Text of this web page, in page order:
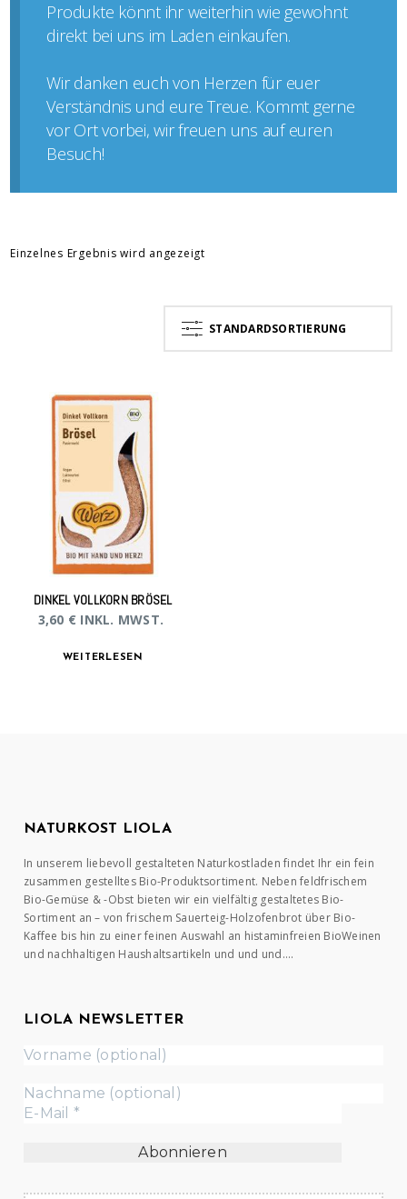
Produkte könnt ihr weiterhin wie gewohnt
direkt bei uns im Laden einkaufen.
Wir danken euch von Herzen für euer
Verständnis und eure Treue. Kommt gerne
vor Ort vorbei, wir freuen uns auf euren
Besuch!
Einzelnes Ergebnis wird angezeigt
STANDARDSORTIERUNG
DINKEL VOLLKORN BRÖSEL
3,60 € INKL. MWST.
WEITERLESEN
NATURKOST LIOLA
In unserem liebevoll gestalteten Naturkostladen findet Ihr ein fein
zusammen gestelltes Bio-Produktsortiment. Neben feldfrischem
Bio-Gemüse & -Obst bieten wir ein vielfältig gestaltetes Bio-
Sortiment an – von frischem Sauerteig-Holzofenbrot über Bio-
Kaffee bis hin zu einer feinen Auswahl an histaminfreien BioWeinen
und nachhaltigen Haushaltsartikeln und und und….
LIOLA NEWSLETTER